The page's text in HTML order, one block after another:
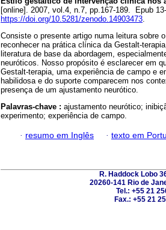
[online]. 2007, vol.4, n.7, pp.167-189. Epub
https://doi.org/10.5281/zenodo.14903473.
Consiste o presente artigo numa leitura sobre
reconhecer na prática clínica da Gestalt-
literatura de base da abordagem,
neuróticos. Nosso propósito é esclarecer em
Gestalt-terapia, uma experiência de campo e
habilidosa e do suporte comparecem nos
presença de um ajustamento neurótico.
Palavras-chave : ajustamento neurótico;
experimento; experiência de campo.
· resumo em Inglês · texto em
R. Haddock Lobo
20260-141 Rio de
Tel.: +55 21
Fax.: +55 21